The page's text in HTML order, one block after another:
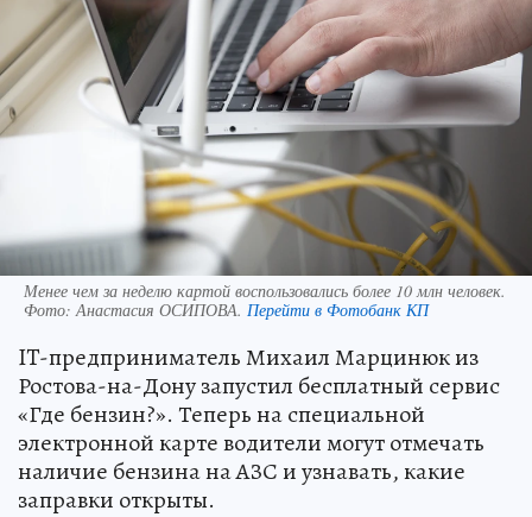
Менее чем за неделю картой воспользовались более 10 млн человек.
Фото:Анастасия ОСИПОВА. Перейти в Фотобанк КП
IT-предприниматель Михаил Марцинюк из
Ростова-на-Дону запустил бесплатный сервис
«Где бензин?». Теперь на специальной
электронной карте водители могут отмечать
наличие бензина на АЗС и узнавать, какие
заправки открыты.